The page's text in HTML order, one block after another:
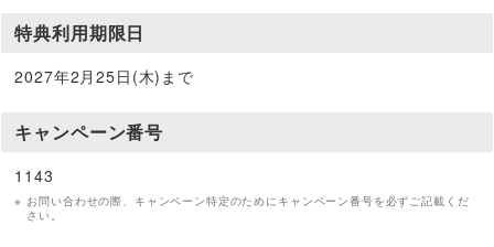
特典利用期限日
2027年2月25日(木)まで
キャンペーン番号
1143
お問い合わせの際、キャンペーン特定のためにキャンペーン番号を必ずご記載くだ
さい。